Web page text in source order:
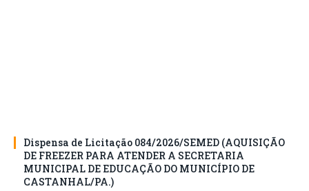
Dispensa de Licitação 084/2026/SEMED (AQUISIÇÃO
DE FREEZER PARA ATENDER A SECRETARIA
MUNICIPAL DE EDUCAÇÃO DO MUNICÍPIO DE
CASTANHAL/PA.)